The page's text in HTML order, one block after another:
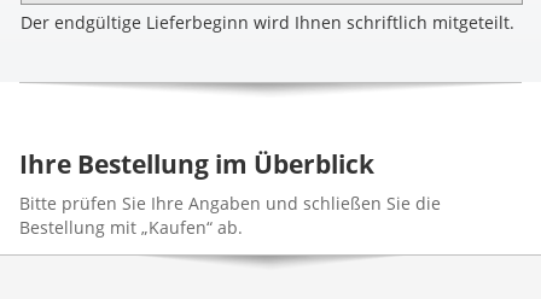
Der endgültige Lieferbeginn wird Ihnen schriftlich mitgeteilt.
Ihre Bestellung im Überblick
Bitte prüfen Sie Ihre Angaben und schließen Sie die
Bestellung mit „Kaufen“ ab.